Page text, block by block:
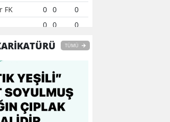
FK 0 0
0
0 0
0
0
0
0 0
0 0
0 0
TÜMÜ